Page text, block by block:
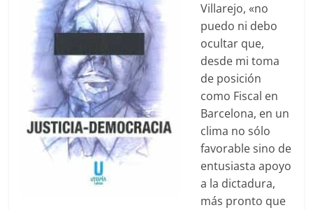
Villarejo, «no
puedo ni debo
ocultar que,
desde mi toma
de posición
como Fiscal en
Barcelona, en un
clima no sólo
favorable sino de
entusiasta apoyo
a la dictadura,
más pronto que